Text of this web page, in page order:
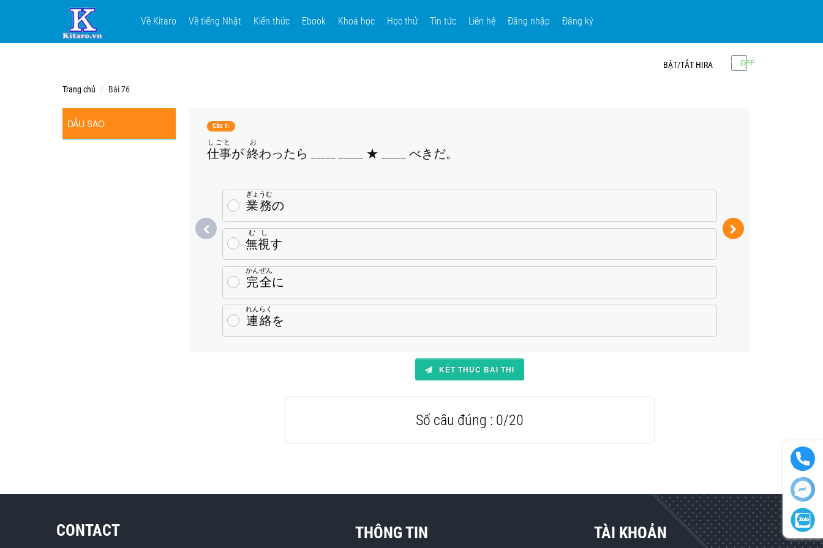
Về Kitaro Về tiếng Nhật Kiến thức Ebook Khoá học Học thử Tin tức Liên hệ Đăng nhập Đăng ký
BẬT/TẮT HIRA
Trang chủ Bài 76
DẤU SAO Câu 1:
仕事
しごと
が終
お
わったら _____ _____ ★ _____ べきだ。
業務
ぎょうむ
の
無視
むし
す
完全
かんぜん
に
連絡
れんらく
を
KẾT THÚC BÀI THI
Số câu đúng : 0/20
CONTACT THÔNG TIN TÀI KHOẢN